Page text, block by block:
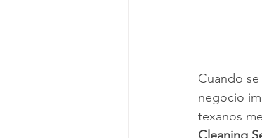
Mitos de Limpieza
Cuando
negocio
texanos